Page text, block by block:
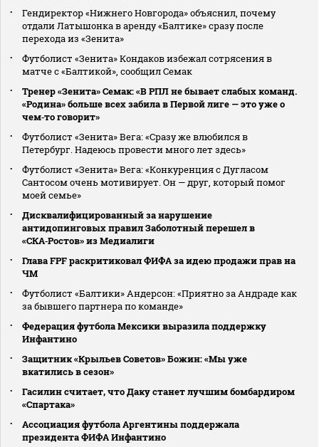
Гендиректор «Нижнего Новгорода» объяснил, почему
отдали Латышонка в аренду «Балтике» сразу после
перехода из «Зенита»
Футболист «Зенита» Кондаков избежал сотрясения в
матче с «Балтикой», сообщил Семак
Тренер «Зенита» Семак: «В РПЛ не бывает слабых команд.
«Родина» больше всех забила в Первой лиге — это уже о
чем‑то говорит»
Футболист «Зенита» Вега: «Сразу же влюбился в
Петербург. Надеюсь провести много лет здесь»
Футболист «Зенита» Вега: «Конкуренция с Дугласом
Сантосом очень мотивирует. Он — друг, который помог
моей семье»
Дисквалифицированный за нарушение
антидопинговых правил Заболотный перешел в
«СКА‑Ростов» из Медиалиги
Глава FPF раскритиковал ФИФА за идею продажи прав на
ЧМ
Футболист «Балтики» Андерсон: «Приятно за Андраде как
за бывшего партнера по команде»
Федерация футбола Мексики выразила поддержку
Инфантино
Защитник «Крыльев Советов» Божин: «Мы уже
вкатились в сезон»
Гасилин считает, что Даку станет лучшим бомбардиром
«Спартака»
Ассоциация футбола Аргентины поддержала
президента ФИФА Инфантино